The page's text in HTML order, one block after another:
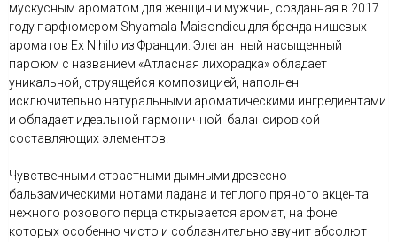
мускусным ароматом для женщин и мужчин, созданная в 2017
году парфюмером Shyamala Maisondieu для бренда нишевых
ароматов Ex Nihilo из Франции. Элегантный насыщенный
парфюм с названием «Атласная лихорадка» обладает
уникальной, струящейся композицией, наполнен
исключительно натуральными ароматическими ингредиентами
и обладает идеальной гармоничной балансировкой
составляющих элементов.
Чувственными страстными дымными древесно-
бальзамическими нотами ладана и теплого пряного акцента
нежного розового перца открывается аромат, на фоне
которых особенно чисто и соблазнительно звучит абсолют